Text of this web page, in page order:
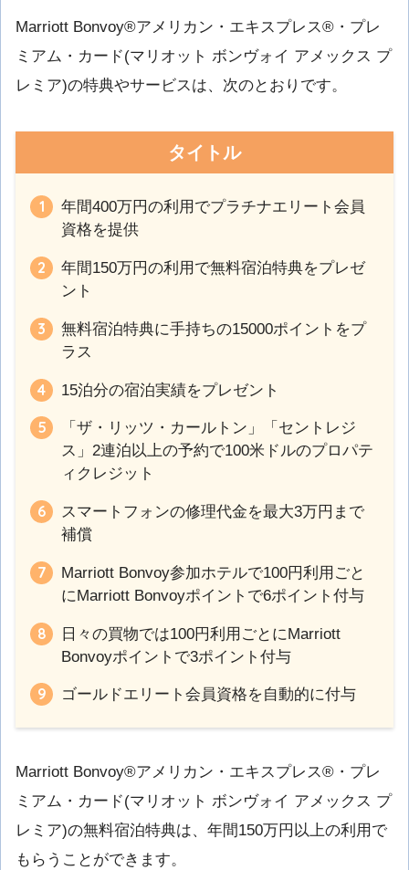
Marriott Bonvoy®アメリカン・エキスプレス®・プレ
ミアム・カード(マリオット ボンヴォイ アメックス プ
レミア)の特典やサービスは、次のとおりです。
タイトル
年間400万円の利用でプラチナエリート会員
資格を提供
年間150万円の利用で無料宿泊特典をプレゼ
ント
無料宿泊特典に手持ちの15000ポイントをプ
ラス
15泊分の宿泊実績をプレゼント
「ザ・リッツ・カールトン」「セントレジ
ス」2連泊以上の予約で100米ドルのプロパテ
ィクレジット
スマートフォンの修理代金を最大3万円まで
補償
Marriott Bonvoy参加ホテルで100円利用ごと
にMarriott Bonvoyポイントで6ポイント付与
日々の買物では100円利用ごとにMarriott
Bonvoyポイントで3ポイント付与
ゴールドエリート会員資格を自動的に付与
Marriott Bonvoy®アメリカン・エキスプレス®・プレ
ミアム・カード(マリオット ボンヴォイ アメックス プ
レミア)の無料宿泊特典は、年間150万円以上の利用で
もらうことができます。